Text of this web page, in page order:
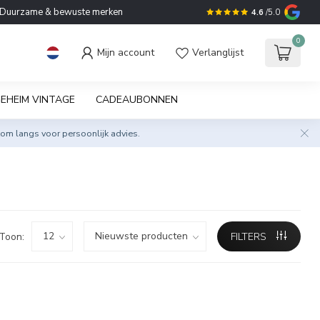
Duurzame & bewuste merken 4.6 /5.0
Mijn account Verlanglijst
0
VINTAGE CADEAUBONNEN
langs voor persoonlijk advies.
Toon: FILTERS